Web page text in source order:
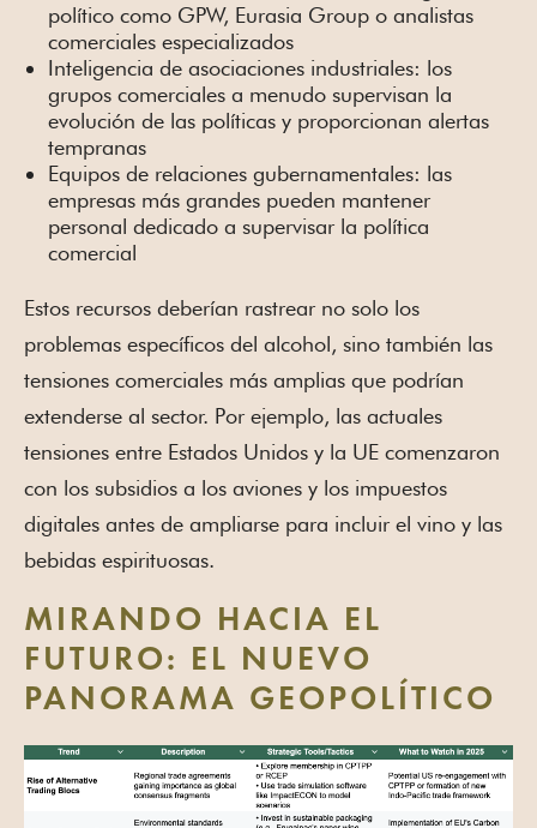
político como GPW, Eurasia Group o analistas
comerciales especializados
Inteligencia de asociaciones industriales: los
grupos comerciales a menudo supervisan la
evolución de las políticas y proporcionan alertas
tempranas
Equipos de relaciones gubernamentales: las
empresas más grandes pueden mantener
personal dedicado a supervisar la política
comercial
Estos recursos deberían rastrear no solo los
problemas específicos del alcohol, sino también las
tensiones comerciales más amplias que podrían
extenderse al sector. Por ejemplo, las actuales
tensiones entre Estados Unidos y la UE comenzaron
con los subsidios a los aviones y los impuestos
digitales antes de ampliarse para incluir el vino y las
bebidas espirituosas.
MIRANDO HACIA EL
FUTURO: EL NUEVO
PANORAMA GEOPOLÍTICO